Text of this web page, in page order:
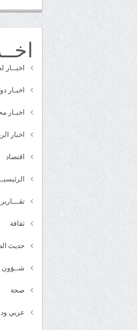
اخبــار
اخبـار
اخبـار
اخبار
اقتصاد
تقـــارير
ثقافة
حديث
شــؤون
صحة
عربي